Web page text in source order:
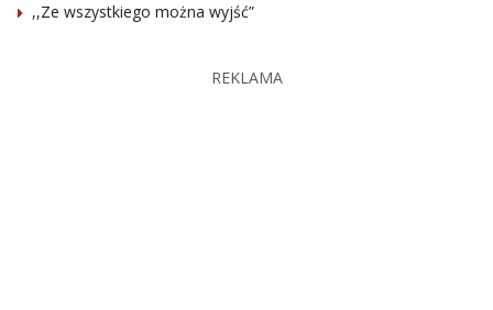
,,Ze wszystkiego można wyjść”
REKLAMA